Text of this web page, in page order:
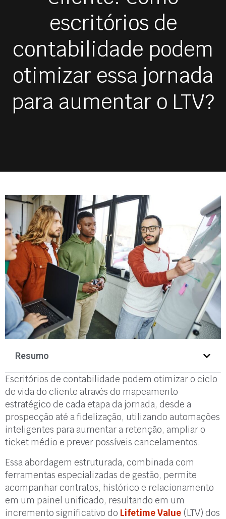
escritórios de
contabilidade podem
otimizar essa jornada
para aumentar o LTV?
Resumo
Escritórios de contabilidade podem otimizar o ciclo
de vida do cliente através do mapeamento
estratégico de cada etapa da jornada, desde a
prospecção até a fidelização, utilizando automações
inteligentes para aumentar a retenção, ampliar o
ticket médio e prever possíveis cancelamentos.
Essa abordagem estruturada, combinada com
ferramentas especializadas de gestão, permite
acompanhar contratos, histórico e relacionamento
em um painel unificado, resultando em um
incremento significativo do Lifetime Value (LTV) dos